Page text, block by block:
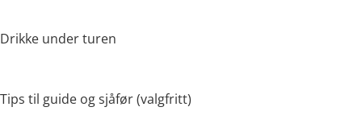
Drikke under turen
Tips til guide og sjåfør (valgfritt)